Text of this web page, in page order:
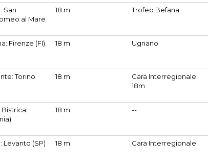
San
al Mare
18 m Trofeo Befana
Firenze (FI) 18 m Ugnano
Torino
18 m
Gara Interregionale
18m
Bistrica
18 m --
Levanto (SP) 18 m Gara Interregionale